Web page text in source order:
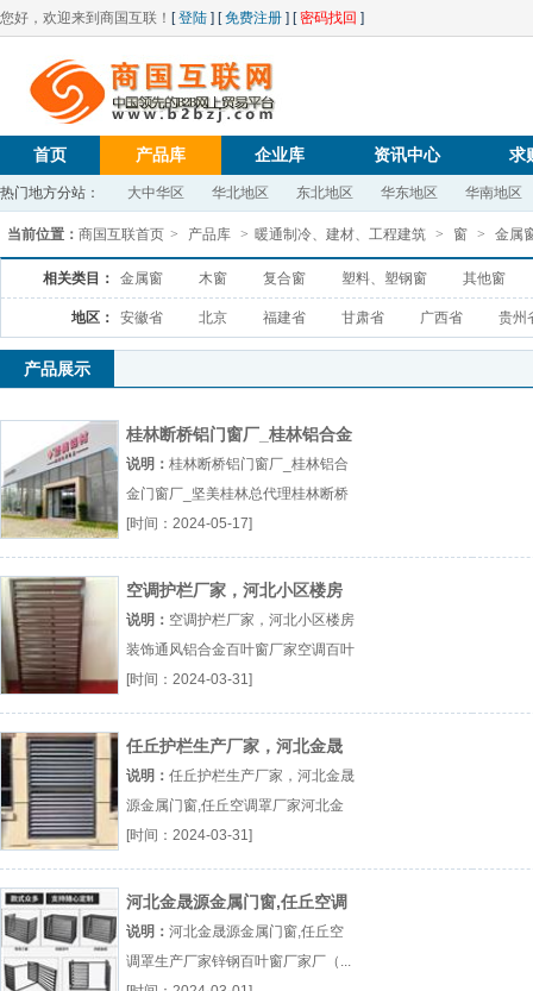
您好，欢迎来到商国互联！ [登陆 ] [免费注册 ] [密码找回 ]
首页 产品库 企业库 资讯中心 求
热门地方分站： 大中华区 华北地区 东北地区 华东地区 华南地区
当前位置： 商国互联首页 > 产品库 > 暖通制冷、建材、工程建筑 > 窗 > 金属
相关类目： 金属窗 木窗 复合窗 塑料、塑钢窗 其他窗
地区： 安徽省 北京 福建省 甘肃省 广西省 贵州
产品展示
桂林断桥铝门窗厂_桂林铝合金
门窗厂_坚美桂林总代理
说明： 桂林断桥铝门窗厂_桂林铝合
金门窗厂_坚美桂林总代理桂林断桥
铝门窗厂桂林铝合金门窗厂坚美桂林
总代理厂（...『桂林断桥铝门窗厂』
[时间：2024-05-17]
空调护栏厂家，河北小区楼房
装饰通风铝合金百叶窗厂家
说明： 空调护栏厂家，河北小区楼房
装饰通风铝合金百叶窗厂家空调百叶
窗厂（...『空调百叶窗』
[时间：2024-03-31]
任丘护栏生产厂家，河北金晟
源金属门窗,任丘空调罩厂家
说明： 任丘护栏生产厂家，河北金晟
源金属门窗,任丘空调罩厂家河北金
晟源金属门窗厂（...『河北金晟源金
属门窗』
[时间：2024-03-31]
河北金晟源金属门窗,任丘空调
罩生产厂家
说明： 河北金晟源金属门窗,任丘空
调罩生产厂家锌钢百叶窗厂家厂（...